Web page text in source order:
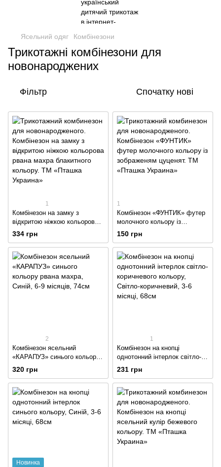
Ясельний одяг Комбінезони
Трикотажні комбінезони для
новонароджених
Фільтр Спочатку нові
1
Комбінезон на замку з
відкритою ніжкою кольорова
рвана махра блакитного
кольору
334 грн
1
Комбінезон «ФУНТИК» футер
молочного кольору із
зображеням цуценят
150 грн
2
Комбінезон ясельний
«КАРАПУЗ» синього кольору
рвана махра
320 грн
1
Комбінезон на кнопці
однотонний інтерлок світло-
коричневого кольору
231 грн
Новинка